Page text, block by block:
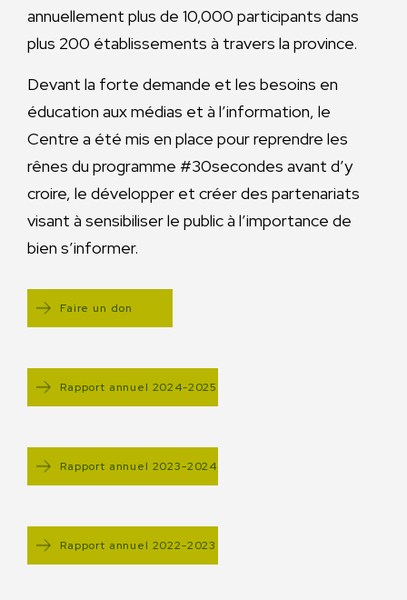
annuellement plus de 10,000 participants dans
plus 200 établissements à travers la province.
Devant la forte demande et les besoins en
éducation aux médias et à l’information, le
Centre a été mis en place pour reprendre les
rênes du programme #30secondes avant d’y
croire, le développer et créer des partenariats
visant à sensibiliser le public à l’importance de
bien s’informer.
Faire un don
Rapport annuel 2024-2025
Rapport annuel 2023-2024
Rapport annuel 2022-2023